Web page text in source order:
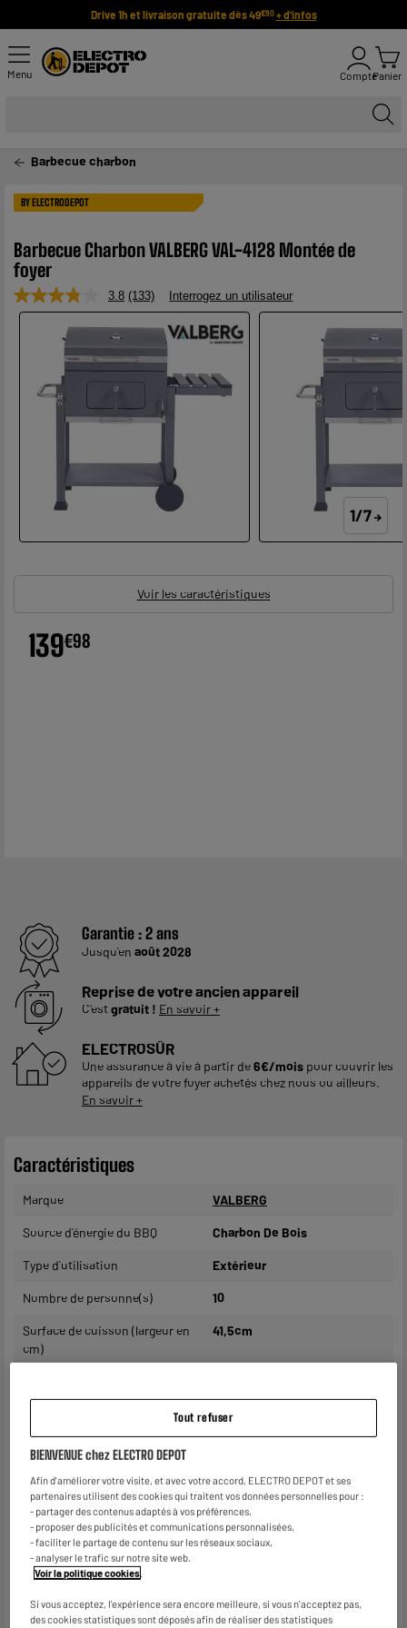
Drive 1h et livraison gratuite dès 49€90 + d'infos
Menu ComptePanier
Barbecue charbon
BY ELECTRODEPOT
Barbecue Charbon VALBERG VAL-4128 Montée de
foyer
3.8 Lire
133
avis.
sur
la
même
page.
(133) Interrogez un utilisateur
1/7
Voir les caractéristiques
139€98
Garantie :2 ans
Jusqu'en août 2028
Reprise de votre ancien appareil
C'estgratuit ! En savoir +
ELECTROSÛR
Une assurance à vie à partir de6€/mois pour couvrir les
appareils de votre foyer achetés chez nous ou ailleurs.
En savoir +
Caractéristiques
Marque VALBERG
Source d'énergie du BBQ Charbon De Bois
Type d'utilisation Extérieur
Nombre de personne(s) 10
Surface de cuisson (largeur en
cm)
41,5cm
en cm)
Grille amovible Oui
Matière principale
Matière intérieure Acier
Nombre de niveaux de hauteur
de grille
1
Arrivée d'air réglable
Vide cendre Oui
Tout refuser
BIENVENUE chez ELECTRO DEPOT
Afin d'améliorer votre visite, et avec votre accord, ELECTRO DEPOT et ses
partenaires utilisent des cookies qui traitent vos données personnelles pour :
- partager des contenus adaptés à vos préférences,
- proposer des publicités et communications personnalisées,
- faciliter le partage de contenu sur les réseaux sociaux,
- analyser le trafic sur notre site web.
Voir la politique cookies.
Si vous acceptez, l'expérience sera encore meilleure, si vous n'acceptez pas,
des cookies statistiques sont déposés afin de réaliser des statistiques